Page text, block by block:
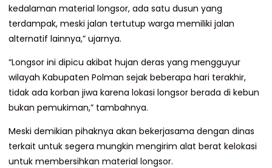
kedalaman material longsor, ada satu dusun yang
terdampak, meski jalan tertutup warga memiliki jalan
alternatif lainnya,” ujarnya.
“Longsor ini dipicu akibat hujan deras yang mengguyur
wilayah Kabupaten Polman sejak beberapa hari terakhir,
tidak ada korban jiwa karena lokasi longsor berada di kebun
bukan pemukiman,” tambahnya.
Meski demikian pihaknya akan bekerjasama dengan dinas
terkait untuk segera mungkin mengirim alat berat kelokasi
untuk membersihkan material longsor.